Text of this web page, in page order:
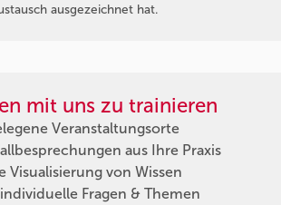
ausgezeichnet hat.
mit uns zu trainieren
Veranstaltungsorte
aus Ihre Praxis
Visualisierung von Wissen
Fragen & Themen